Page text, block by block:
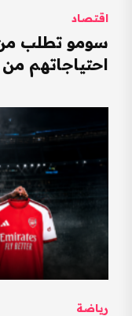
اقتصاد
سومو تطلب
احتياجاتهم
رياضة